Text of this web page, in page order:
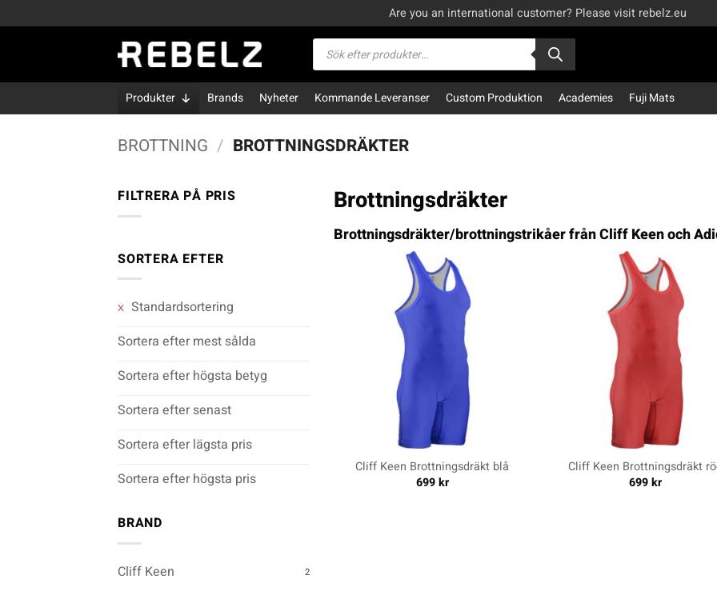
to
Are you an international customer? Please visit rebelz.eu
Produktsökning
Produkter Brands Nyheter Kommande Leveranser Custom Produktion Academies Fuji Mats
BROTTNING / BROTTNINGSDRÄKTER
FILTRERA PÅ PRIS
SORTERA EFTER
Standardsortering
Sortera efter mest sålda
Sortera efter högsta betyg
Sortera efter senast
Sortera efter lägsta pris
Sortera efter högsta pris
BRAND
Cliff Keen 2
Brottningsdräkter
Brottningsdräkter/brottningstrikåer från Cliff Keen och
Cliff Keen Brottningsdräkt blå
699kr
Cliff Keen Brottningsdräkt
699kr